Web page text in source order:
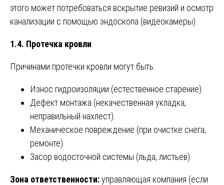
этого может потребоваться вскрытие ревизий и осмотр
канализации с помощью эндоскопа (видеокамеры).
1.4. Протечка кровли
Причинами протечки кровли могут быть:
Износ гидроизоляции (естественное старение).
Дефект монтажа (некачественная укладка,
неправильный нахлест).
Механическое повреждение (при очистке снега,
ремонте).
Засор водосточной системы (льда, листьев).
Зона ответственности:управляющая компания (если